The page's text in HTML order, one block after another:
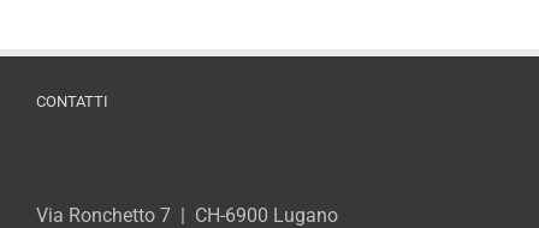
CONTATTI
Via Ronchetto 7 | CH-6900 Lugano